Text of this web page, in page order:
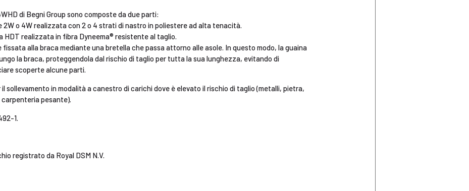
di Begni Group sono composte da due parti:
o 4W realizzata con 2 o 4 strati di nastro in poliestere ad alta tenacità.
HDT realizzata in fibra Dyneema® resistente al taglio.
fissata alla braca mediante una bretella che passa attorno alle asole. In questo modo, la guaina
la braca, proteggendola dal rischio di taglio per tutta la sua lunghezza, evitando di
scoperte alcune parti.
sollevamento in modalità a canestro di carichi dove è elevato il rischio di taglio (metalli, pietra,
pesante).
1.
registrato da Royal DSM N.V.